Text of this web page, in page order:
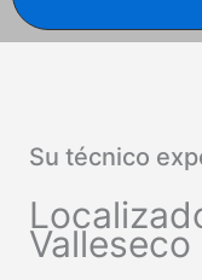
Su técnico
Valleseco